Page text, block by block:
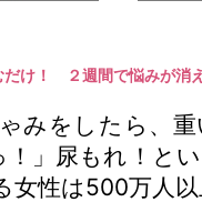
だけ！ ２週間で悩みが消
みをしたら、
」尿もれ！と
女性は500万人